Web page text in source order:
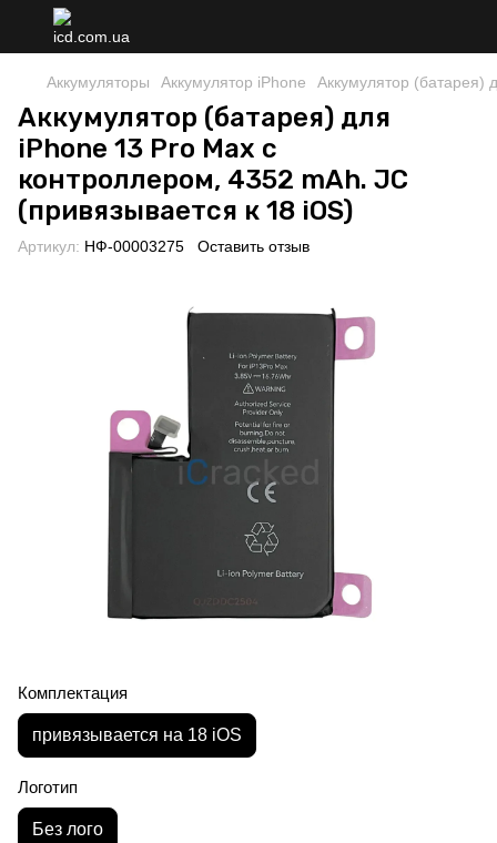
Аккумуляторы Аккумулятор iPhone Аккумулятор (батарея)
Аккумулятор (батарея) для
iPhone 13 Pro Max с
контроллером, 4352 mAh. JC
(привязывается к 18 iOS)
Артикул: НФ-00003275 Оставить отзыв
Комплектация
привязывается на 18 iOS
Логотип
Без лого